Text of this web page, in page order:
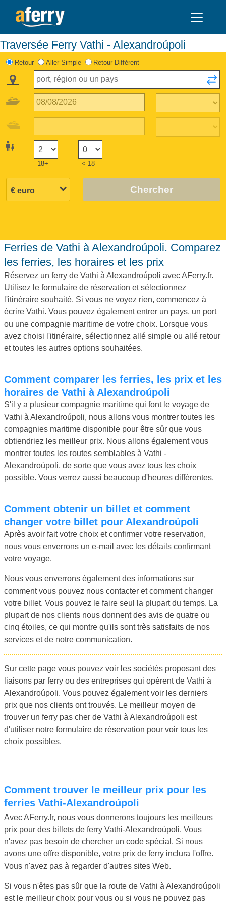
Traversée Ferry Vathi - Alexandroúpoli
Retour Aller Simple Retour Différent
18+ < 18
Chercher
Ferries de Vathi à Alexandroúpoli. Comparez
les ferries, les horaires et les prix
Réservez un ferry de Vathi à Alexandroúpoli avec AFerry.fr.
Utilisez le formulaire de réservation et sélectionnez
l'itinéraire souhaité. Si vous ne voyez rien, commencez à
écrire Vathi. Vous pouvez également entrer un pays, un port
ou une compagnie maritime de votre choix. Lorsque vous
avez choisi l'itinéraire, sélectionnez allé simple ou allé retour
et toutes les autres options souhaitées.
Comment comparer les ferries, les prix et les
horaires de Vathi à Alexandroúpoli
S'il y a plusieur compagnie maritime qui font le voyage de
Vathi à Alexandroúpoli, nous allons vous montrer toutes les
compagnies maritime disponible pour être sûr que vous
obtiendriez les meilleur prix. Nous allons également vous
montrer toutes les routes semblables à Vathi -
Alexandroúpoli, de sorte que vous avez tous les choix
possible. Vous verrez aussi beaucoup d'heures différentes.
Comment obtenir un billet et comment
changer votre billet pour Alexandroúpoli
Après avoir fait votre choix et confirmer votre reservation,
nous vous enverrons un e-mail avec les détails confirmant
votre voyage.
Nous vous enverrons également des informations sur
comment vous pouvez nous contacter et comment changer
votre billet. Vous pouvez le faire seul la plupart du temps. La
plupart de nos clients nous donnent des avis de quatre ou
cinq étoiles, ce qui montre qu'ils sont très satisfaits de nos
services et de notre communication.
Sur cette page vous pouvez voir les sociétés proposant des
liaisons par ferry ou des entreprises qui opèrent de Vathi à
Alexandroúpoli. Vous pouvez également voir les derniers
prix que nos clients ont trouvés. Le meilleur moyen de
trouver un ferry pas cher de Vathi à Alexandroúpoli est
d'utiliser notre formulaire de réservation pour voir tous les
choix possibles.
Comment trouver le meilleur prix pour les
ferries Vathi-Alexandroúpoli
Avec AFerry.fr, nous vous donnerons toujours les meilleurs
prix pour des billets de ferry Vathi-Alexandroúpoli. Vous
n'avez pas besoin de chercher un code spécial. Si nous
avons une offre disponible, votre prix de ferry inclura l'offre.
Vous n'avez pas à regarder d'autres sites Web.
Si vous n'êtes pas sûr que la route de Vathi à Alexandroúpoli
est le meilleur choix pour vous ou si vous ne pouvez pas